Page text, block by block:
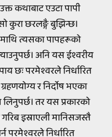
कथाबाट एउटा पापी
कुरा छरलङ्गै बुझिन्छ।
त्यसका पापहरूको
अनि यस ईश्वरीय
छः परमेश्वरले निर्धारित
र निर्दोष भएका
तर यस प्रकारको
इस्राएली मानिसजस्तै
परमेश्वरले निर्धारित